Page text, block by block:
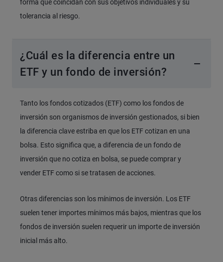
forma que coincidan con sus objetivos individuales y su
tolerancia al riesgo.
¿Cuál es la diferencia entre un
ETF y un fondo de inversión?
Tanto los fondos cotizados (ETF) como los fondos de
inversión son organismos de inversión gestionados, si bien
la diferencia clave estriba en que los ETF cotizan en una
bolsa. Esto significa que, a diferencia de un fondo de
inversión que no cotiza en bolsa, se puede comprar y
vender ETF como si se tratasen de acciones.
Otras diferencias son los mínimos de inversión. Los ETF
suelen tener importes mínimos más bajos, mientras que los
fondos de inversión suelen requerir un importe de inversión
inicial más alto.